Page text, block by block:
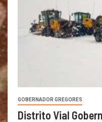
GOBERNADOR GREGORES
Distrito Vial